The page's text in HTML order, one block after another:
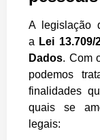
A legislação
a Lei 13.709/
Dados. Com
podemos
finalidades
quais se
legais: